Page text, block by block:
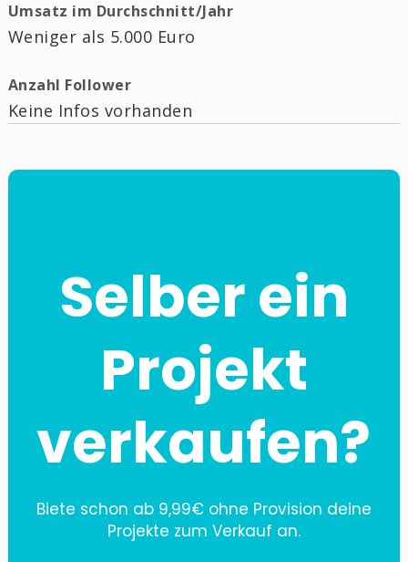
Umsatz im Durchschnitt/Jahr
Weniger als 5.000 Euro
Anzahl Follower
Keine Infos vorhanden
Selber ein
Projekt
verkaufen?
Biete schon ab 9,99€ ohne Provision deine
Projekte zum Verkauf an.